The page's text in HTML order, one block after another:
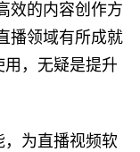
效的内容创作方
播领域有所成就
用，无疑是提升
，为直播视频软